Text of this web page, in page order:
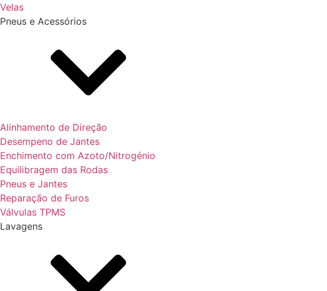
Velas
Pneus e Acessórios
Alinhamento de Direção
Desempeno de Jantes
Enchimento com Azoto/Nitrogénio
Equilibragem das Rodas
Pneus e Jantes
Reparação de Furos
Válvulas TPMS
Lavagens